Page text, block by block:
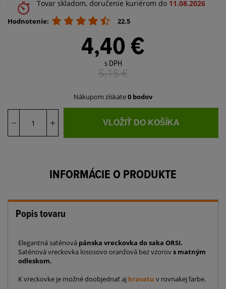
Tovar skladom, doručenie kuriérom do 11.08.2026
Hodnotenie: 22.5
4,40 €
s DPH
5,15€
Nákupom získate0 bodov
VLOŽIŤ DO KOŠÍKA
INFORMÁCIE O PRODUKTE
Popis tovaru
Elegantná saténová pánska vreckovka do saka ORSI.
Saténová vreckovka lososovo oranžová bez vzorovs matným
odleskom.
K vreckovke je možné doobjednať aj kravatu v rovnakej farbe.